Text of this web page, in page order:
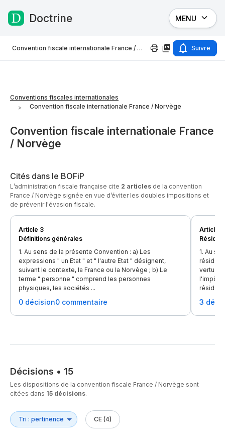
Passer au contenu
Doctrine MENU
Convention fiscale internationale France / Norvège Suivre
Conventions fiscales internationales
Convention fiscale internationale France / Norvège
Convention fiscale internationale France
/ Norvège
Cités dans le BOFiP
L’administration fiscale française cite 2 articles de la convention
France / Norvège signée en vue d’éviter les doubles impositions et
de prévenir l'évasion fiscale.
Article 3
Définitions générales
1. Au sens de la présente Convention : a) Les
expressions " un Etat " et " l'autre Etat " désignent,
suivant le contexte, la France ou la Norvège ; b) Le
terme " personne " comprend les personnes
physiques, les sociétés ...
0 décision0 commentaire
Article 4
1. Au
résident
vertu
l'impôt
résid...
3
Décisions • 15
Les dispositions de la convention fiscale France / Norvège sont
citées dans 15 décisions.
CE (4)